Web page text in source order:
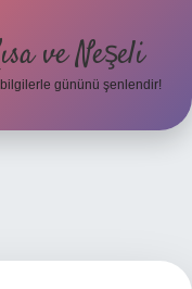
ve Neşeli
bilgilerle gününü şenlendir!